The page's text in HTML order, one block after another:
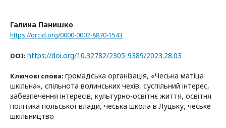
Галина Панишко
https://orcid.org/0000-0002-8870-1543
DOI: https://doi.org/10.32782/2305-9389/2023.28.03
Ключові слова: громадська організація, «Чеська матіца
шкільна», спільнота волинських чехів, суспільний інтерес,
забезпечення інтересів, культурно-освітнє життя, освітня
політика польської влади, чеська школа в Луцьку, чеське
шкільництво